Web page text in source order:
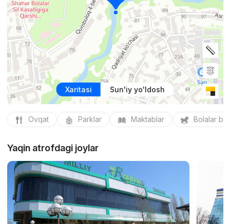
Xaritasi Sun'iy yo'ldosh
Ovqat Parklar Maktablar Bolalar
Yaqin atrofdagi joylar